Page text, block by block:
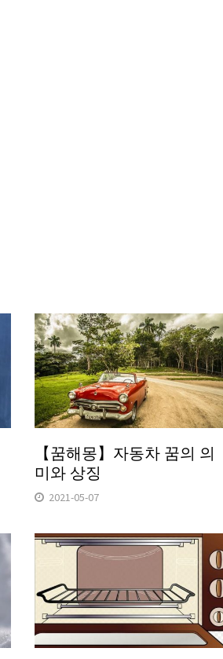
【꿈해몽】자동차 꿈의 의
미와 상징
2021-05-07